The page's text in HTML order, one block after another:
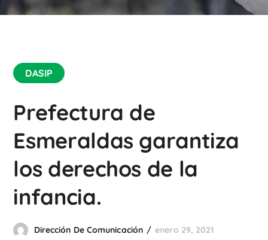
DASIP
Prefectura de
Esmeraldas garantiza
los derechos de la
infancia.
Dirección De Comunicación enero 29, 2021